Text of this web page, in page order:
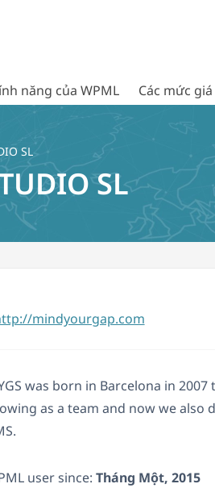
năng của WPML Các mức
SL
SL
mindyourgap.com
was born in Barcelona in
as a team and now we also
user since: Tháng Một, 2015